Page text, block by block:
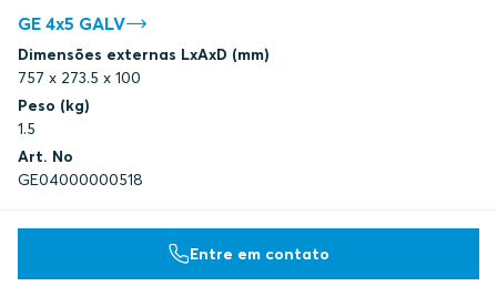
GE 4x5 GALV
Dimensões externas LxAxD (mm)
757 x 273.5 x 100
Peso (kg)
1.5
Art. No
GE04000000518
Entre em contato